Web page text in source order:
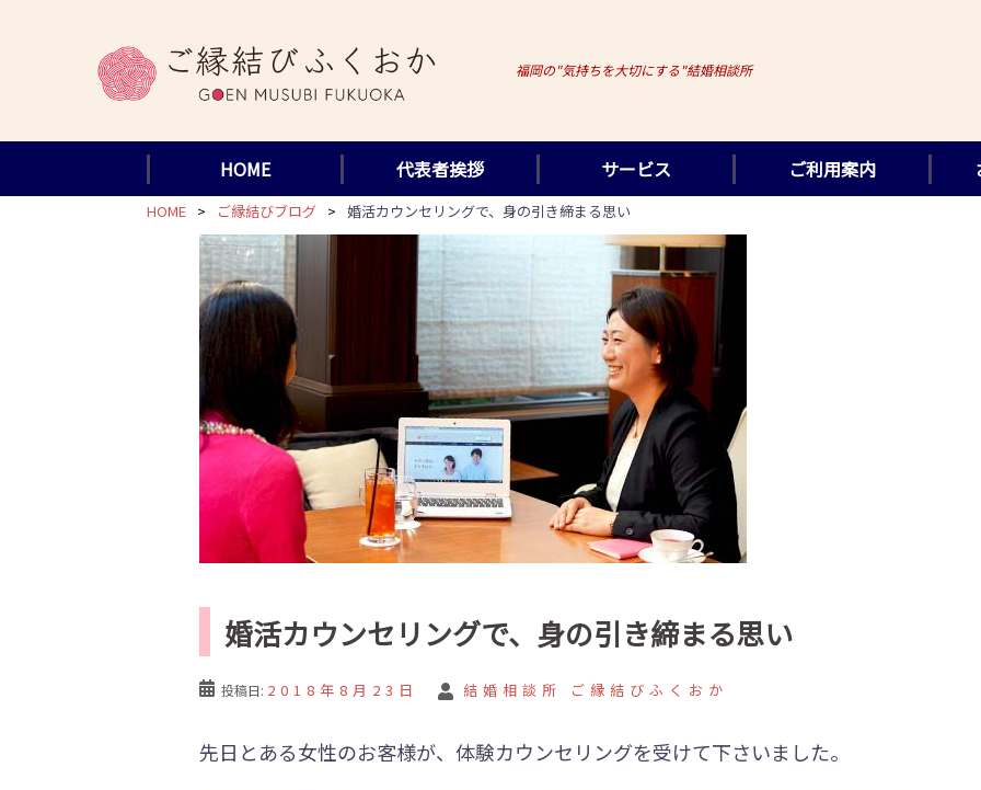
ツ
福岡の"気持ちを大切にする"結婚相談所
HOME 代表者挨拶 サービス ご利用案内
HOME ご縁結びブログ 婚活カウンセリングで、身の引き締まる思い
婚活カウンセリングで、身の引き締まる思い
投稿日: 2018年8月23日 結婚相談所 ご縁結びふくおか
先日とある女性のお客様が、体験カウンセリングを受けて下さいました。